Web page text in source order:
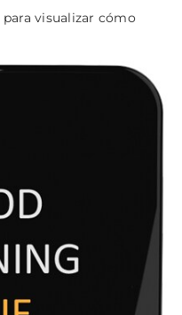
visualizar cómo